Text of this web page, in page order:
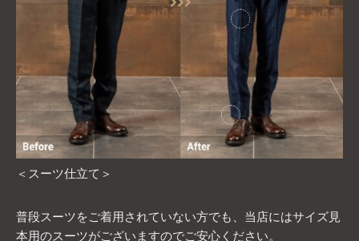
＜スーツ仕立て＞
普段スーツをご着用されていない方でも、当店にはサイズ見
本用のスーツがございますのでご安心ください。